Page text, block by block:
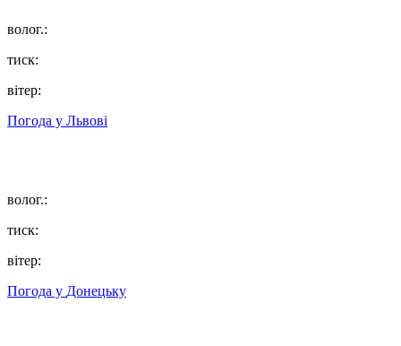
волог.:
тиск:
вітер:
Погода у Львові
волог.:
тиск:
вітер:
Погода у Донецьку